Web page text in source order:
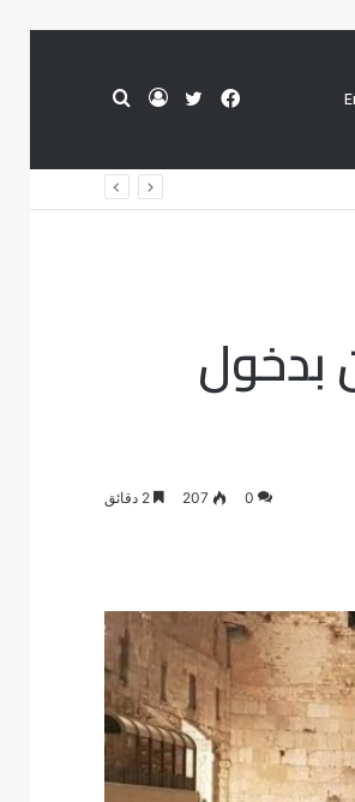
بحثتسجيل تويتر
فيسبوك
بدخول
0
207